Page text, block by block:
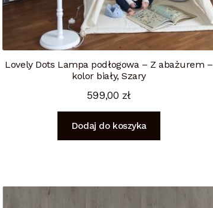
Lovely Dots Lampa podłogowa – Z abażurem –
kolor biały, Szary
599,00 zł
Dodaj do koszyka